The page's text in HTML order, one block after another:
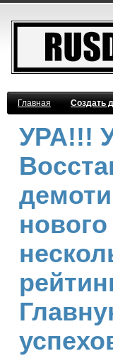
Главная Создать
УРА!!!